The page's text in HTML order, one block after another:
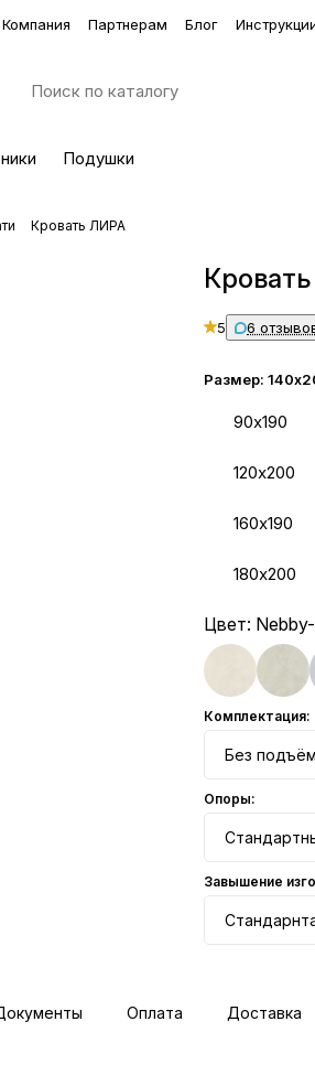
Компания Партнерам Блог
Подушки
Кровать ЛИРА
5 6
Размер:
90х190
120х200
160х190
180х200
Цвет:
Комплектация:
Без
Опоры:
Завышение
Оплата Доставка